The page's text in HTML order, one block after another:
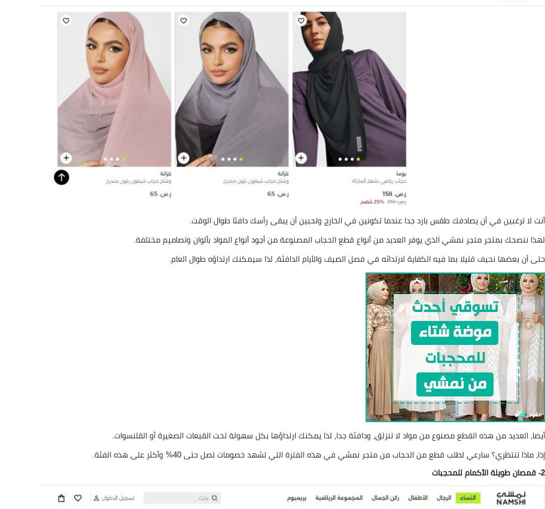
أنت لا ترغبين في أن يصادفك طقس بارد جدا عندما تكونين في الخارج وتحبين أن يبقى رأسك دافئا طوال الوقت.
لهذا ننصحك بمتجر متجر نمشي الذي يوفر العديد من أنواع قطع الحجاب المصنوعة من أجود أنواع المواد بألوان وتصاميم مختلفة.
حتى أن بعضها نحيف قليلا بما فيه الكفاية لارتدائه في فصل الصيف والأيام الدافئة، لذا سيمكنك ارتداؤه طوال العام.
أيضا، العديد من هذه القطع مصنوع من مواد لا تنزلق، ودافئة جدا، لذا يمكنك ارتداؤها بكل سهولة تحت القبعات الصغيرة أو القلنسوات.
إذا، ماذا تنتظري؟ سارعي لطلب قطع من الحجاب من متجر نمشي في هذه الفترة التي تشهد خصومات تصل حتى 40% وأكثر على هذه الفئة.
2- قمصان طويلة الأكمام للمحجبات